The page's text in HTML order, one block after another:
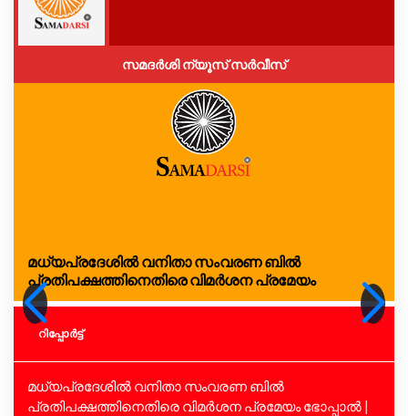
സമദർശി ന്യൂസ് സർവീസ്
മധ്യപ്രദേശിൽ വനിതാ സംവരണ ബിൽ
പ്രതിപക്ഷത്തിനെതിരെ വിമർശന പ്രമേയം
റിപ്പോര്‍ട്ട്
മധ്യപ്രദേശിൽ വനിതാ സംവരണ ബിൽ
പ്രതിപക്ഷത്തിനെതിരെ വിമർശന പ്രമേയം ഭോപ്പാൽ |